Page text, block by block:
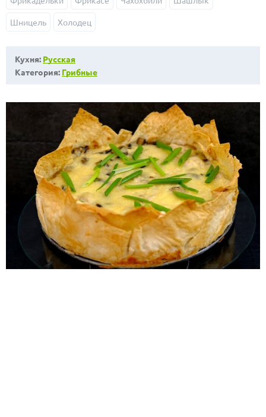
Шницель Холодец
Кухня: Русская
Категория: Грибные